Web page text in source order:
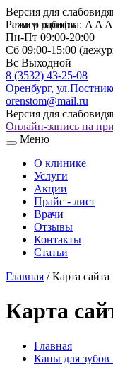
Версия для
Размер шрифта: A A A
Режим работы
Пн-Пт 09:00-20:00
Сб 09:00-15:00
Вс Выходной
8 (3532) 43-25-08
Оренбург,
orenstom@mail.ru
Версия для
Онлайн-запись на
Меню
О клинике
Услуги
Акции
Прайс - лист
Врачи
Отзывы
Контакты
Статьи
Главная /Карта сайта
Карта
Главная
Капы для зубов